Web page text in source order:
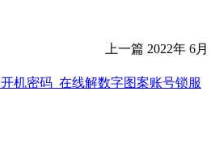
上一篇 2022年 6月
开机密码_在线解数字图案账号锁服